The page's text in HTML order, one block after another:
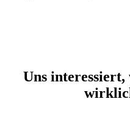
Uns interessiert,